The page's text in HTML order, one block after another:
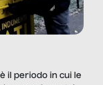
il periodo in cui le